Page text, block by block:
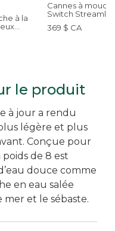
à la
7 à 9,
II
Cannes à
Switch
Ultra II pour
369 $ CA
le produit
à jour a rendu
légère et plus
Conçue pour
poids de 8 est
douce comme
en eau salée
mer et le sébaste.